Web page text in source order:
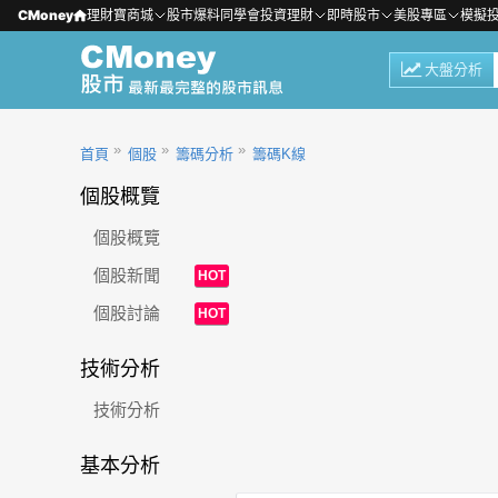
CMoney 理財寶商城 股市爆料同學會投資理財 即時股市 美股專區 模擬
大盤分析
首頁 個股 籌碼分析 籌碼K線
個股概覽
個股概覽
個股新聞
HOT
個股討論 HOT
技術分析
技術分析
基本分析